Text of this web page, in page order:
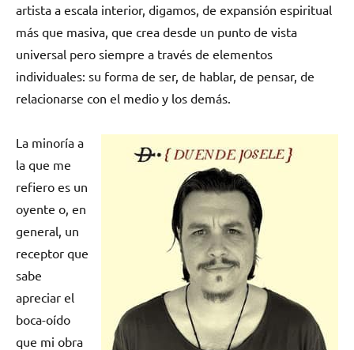
artista a escala interior, digamos, de expansión espiritual
más que masiva, que crea desde un punto de vista
universal pero siempre a través de elementos
individuales: su forma de ser, de hablar, de pensar, de
relacionarse con el medio y los demás.
La minoría a
la que me
refiero es un
oyente o, en
general, un
receptor que
sabe
apreciar el
boca-oído
que mi obra